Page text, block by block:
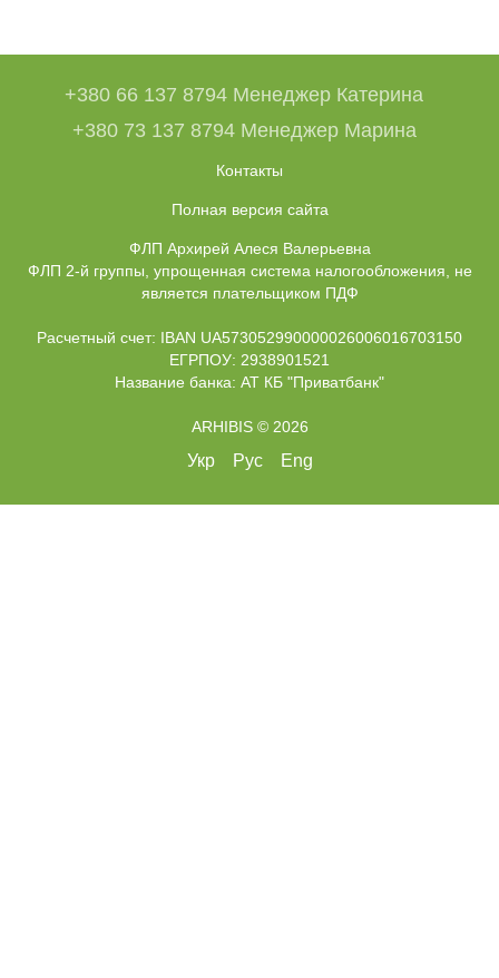
+380 66 137 8794 Менеджер Катерина
+380 73 137 8794 Менеджер Марина
Контакты
Полная версия сайта
ФЛП Архирей Алеся Валерьевна
ФЛП 2-й группы, упрощенная система налогообложения, не
является плательщиком ПДФ
Расчетный счет: IBAN UA573052990000026006016703150
ЕГРПОУ: 2938901521
Название банка: АТ КБ "Приватбанк"
ARHIBIS © 2026
Укр Рус Eng